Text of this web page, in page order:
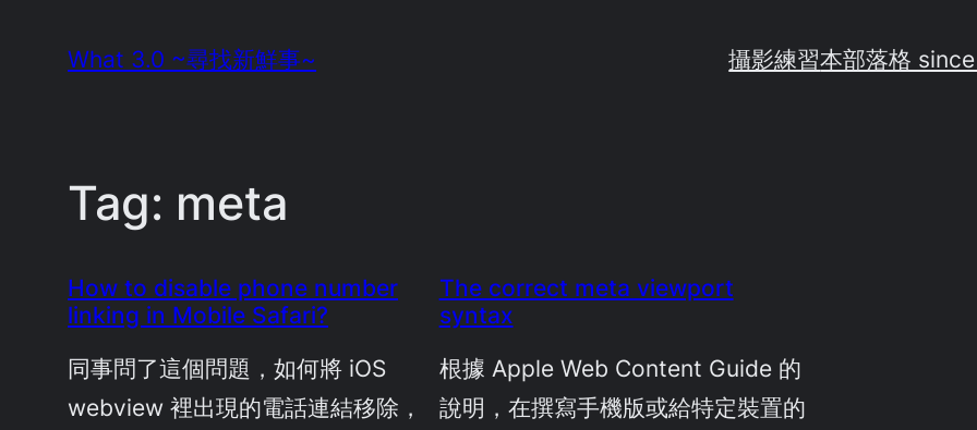
What 3.0 ~尋找新鮮事~ 攝影練習本部落格
Tag: meta
How to disable phone number
linking in Mobile Safari?
同事問了這個問題，如何將 iOS
webview 裡出現的電話連結移除，
The correct meta viewport
syntax
根據 Apple Web Content Guide 的
說明，在撰寫手機版或給特定裝置的